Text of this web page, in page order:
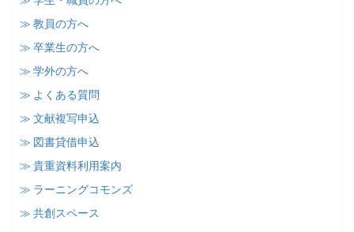
≫ 教員の方へ
≫ 卒業生の方へ
≫ 学外の方へ
≫ よくある質問
≫ 文献複写申込
≫ 図書貸借申込
≫ 貴重資料利用案内
≫ ラーニングコモンズ
≫ 共創スペース